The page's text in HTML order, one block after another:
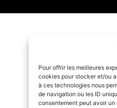
Pour offrir les meilleures
cookies pour stocker et/ou
à ces technologies nous
de navigation ou les ID
consentement peut avoir